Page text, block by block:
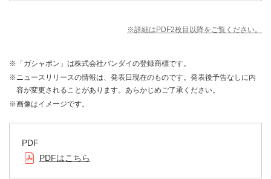
※詳細はPDF2枚目以降をご覧ください。
※「ガシャポン」は株式会社バンダイの登録商標です。
※ニュースリリースの情報は、発表日現在のものです。発表後予告なしに内
容が変更されることがあります。あらかじめご了承ください。
※画像はイメージです。
PDF
PDFはこちら